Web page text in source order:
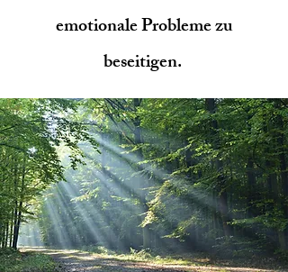
emotionale Probleme zu
beseitigen.